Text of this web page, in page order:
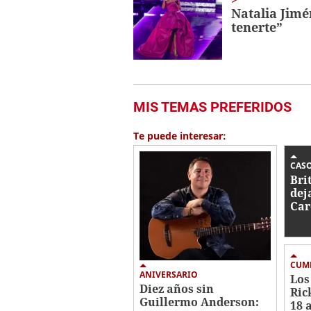
Natalia
tenerte”
MIS TEMAS PREFERIDOS
Te puede interesar:
ANIVERSARIO
Diez años sin
Guillermo Anderson:
18